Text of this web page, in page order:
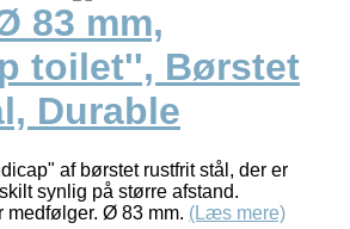
83 mm,
toilet'', Børstet
Durable
af børstet rustfrit stål, der er
synlig på større afstand.
Ø 83 mm. (Læs mere)